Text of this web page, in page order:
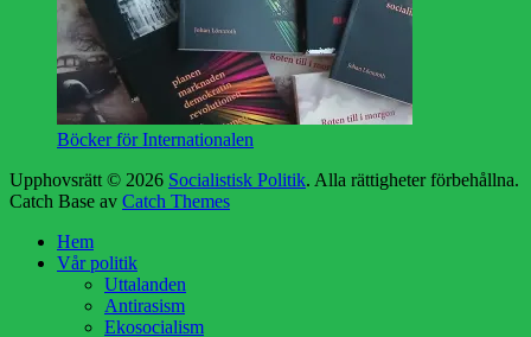
Böcker för Internationalen
Upphovsrätt © 2026 Socialistisk Politik. Alla rättigheter förbehållna.
Catch Base av Catch Themes
Hem
Vår politik
Uttalanden
Antirasism
Ekosocialism